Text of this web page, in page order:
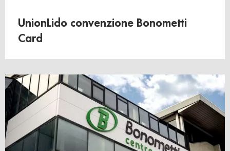
UnionLido convenzione Bonometti
Card